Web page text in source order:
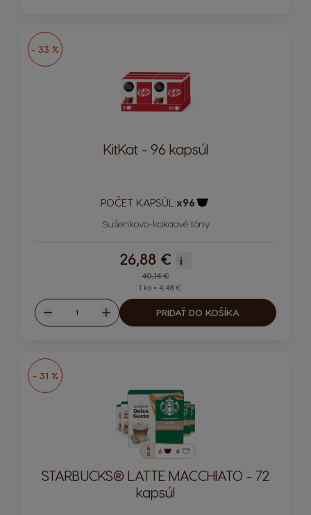
- 33 %
KitKat - 96 kapsúl
POČET KAPSÚL:x96
Sušenkovo-kakaové tóny
Regular Price
40,14 €
26,88 € i
1 ks = 4,48 €
Množstvo
Zvýšiť
PRIDAŤ DO KOŠÍKA
- 31 %
STARBUCKS® LATTE MACCHIATO - 72
kapsúl